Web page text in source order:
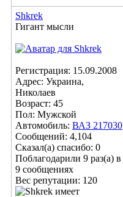
Shkrek
Гигант мысли
Регистрация: 15.09.2008
Адрес: Украина,
Николаев
Возраст: 45
Пол: Мужской
Автомобиль: ВАЗ 217030
Сообщений: 4,104
Сказал(а) спасибо: 0
Поблагодарили 9 раз(а) в
9 сообщениях
Вес репутации: 120